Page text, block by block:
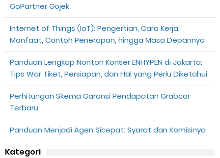
GoPartner Gojek
Internet of Things (IoT): Pengertian, Cara Kerja,
Manfaat, Contoh Penerapan, hingga Masa Depannya
Panduan Lengkap Nonton Konser ENHYPEN di Jakarta:
Tips War Tiket, Persiapan, dan Hal yang Perlu Diketahui
Perhitungan Skema Garansi Pendapatan Grabcar
Terbaru
Panduan Menjadi Agen Sicepat: Syarat dan Komisinya
Kategori